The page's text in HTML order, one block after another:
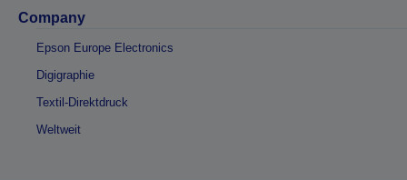
Company
Epson Europe Electronics
Digigraphie
Textil-Direktdruck
Weltweit